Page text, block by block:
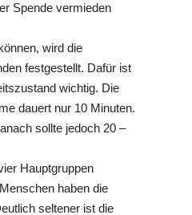
Spende vermieden
wird die
festgestellt. Dafür ist
wichtig. Die
dauert nur 10 Minuten.
sollte jedoch 20 –
Hauptgruppen
haben die
seltener ist die